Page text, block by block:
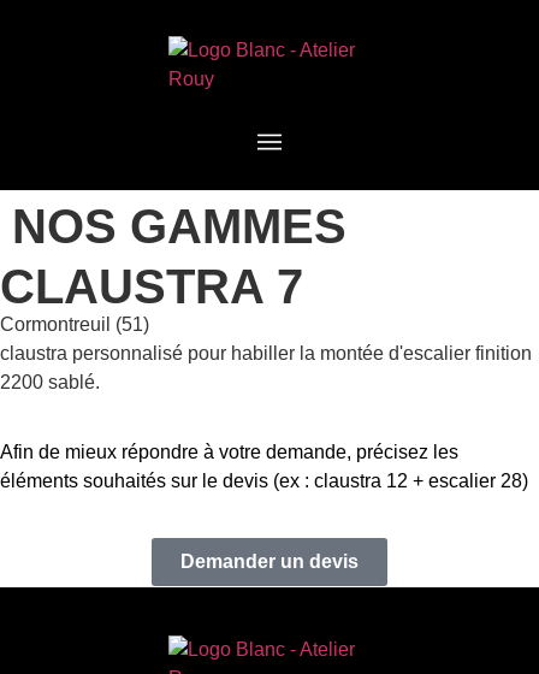
NOS GAMMES
CLAUSTRA 7
Cormontreuil (51)
claustra personnalisé pour habiller la montée d'escalier finition
2200 sablé.
Afin de mieux répondre à votre demande, précisez les
éléments souhaités sur le devis (ex : claustra 12 + escalier 28)
Demander un devis